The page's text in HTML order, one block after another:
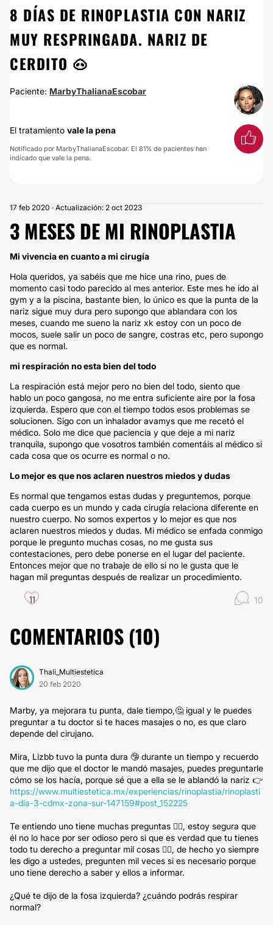
8 DÍAS DE RINOPLASTIA CON NARIZ
MUY RESPRINGADA. NARIZ DE
CERDITO 🐽
Paciente: MarbyThalianaEscobar
El tratamiento vale la pena
Notificado por MarbyThalianaEscobar. El 81% de pacientes han
indicado que vale la pena.
17 feb 2020 · Actualización: 2 oct 2023
3 MESES DE MI RINOPLASTIA
Mi vivencia en cuanto a mi cirugía
Hola queridos, ya sabéis que me hice una rino, pues de
momento casi todo parecido al mes anterior. Este mes he ido al
gym y a la piscina, bastante bien, lo único es que la punta de la
nariz sigue muy dura pero supongo que ablandara con los
meses, cuando me sueno la nariz xk estoy con un poco de
mocos, suele salir un poco de sangre, costras etc, pero supongo
que es normal.
mi respiración no esta bien del todo
La respiración está mejor pero no bien del todo, siento que
hablo un poco gangosa, no me entra suficiente aire por la fosa
izquierda. Espero que con el tiempo todos esos problemas se
solucionen. Sigo con un inhalador avamys que me recetó el
médico. Solo me dice que paciencia y que deje a mi nariz
tranquila, supongo que vosotros también comentáis al médico si
cada cosa que os ocurre es normal o no.
Lo mejor es que nos aclaren nuestros miedos y dudas
Es normal que tengamos estas dudas y preguntemos, porque
cada cuerpo es un mundo y cada cirugía relaciona diferente en
nuestro cuerpo. No somos expertos y lo mejor es que nos
aclaren nuestros miedos y dudas. Mi médico se enfada conmigo
porque le pregunto muchas cosas, no me gusta sus
contestaciones, pero debe ponerse en el lugar del paciente.
Entonces mejor que no trabaje de ello si no le gusta que le
hagan mil preguntas después de realizar un procedimiento.
11 10
COMENTARIOS (10)
Thali_Multiestetica
20 feb 2020
Marby, ya mejorara tu punta, dale tiempo,🤔 igual y le puedes
preguntar a tu doctor si te haces masajes o no, es que claro
depende del cirujano.
Mira, Lizbb tuvo la punta dura 🤥 durante un tiempo y recuerdo
que me dijo que el doctor le mandó masajes, puedes preguntarle
cómo se los hacía, porque sé que a ella se le ablandó la nariz 👉
https://www.multiestetica.mx/experiencias/rinoplastia/rinoplasti
a-dia-3-cdmx-zona-sur-147159#post_152225
Te entiendo uno tiene muchas preguntas 🙋‍♀️, estoy segura que
él no lo hace por ser odioso pero si que es verdad que tu tienes
todo tu derecho a preguntar mil cosas 🙋‍♀️, de hecho yo siempre
les digo a ustedes, pregunten mil veces si es necesario porque
uno tiene derecho a saber y ellos a informar.
¿Qué te dijo de la fosa izquierda? ¿cuándo podrás respirar
normal?